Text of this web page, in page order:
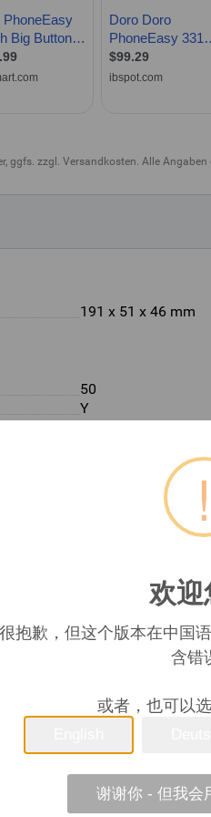
ggfs. zzgl. Versandkosten. Alle Angaben
191 x 51 x 46 mm
50
Y
Analog telephone
2 lines
99 entries
!
欢迎
很抱歉，但这个版本在中国
含错
或者，也可以
谢谢你 - 但我会